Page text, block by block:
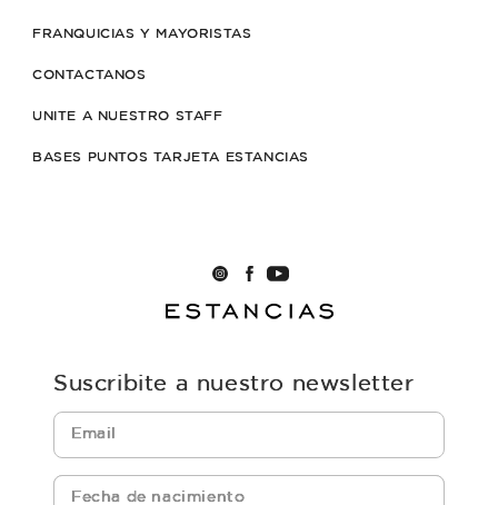
FRANQUICIAS Y MAYORISTAS
CONTACTANOS
UNITE A NUESTRO STAFF
BASES PUNTOS TARJETA ESTANCIAS
Suscribite a nuestro newsletter